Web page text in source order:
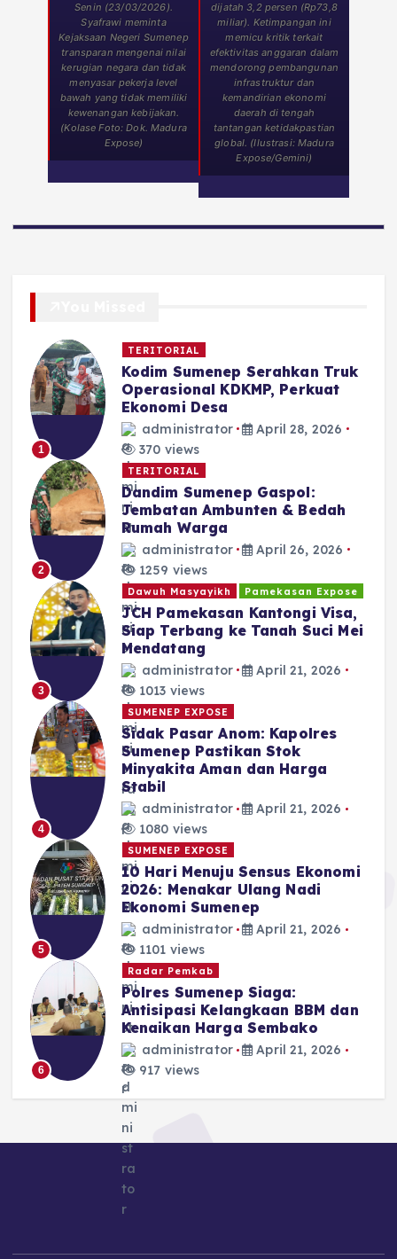
Senin (23/03/2026).
Syafrawi meminta
Kejaksaan Negeri Sumenep
transparan mengenai nilai
kerugian negara dan tidak
menyasar pekerja level
bawah yang tidak memiliki
kewenangan kebijakan.
(Kolase Foto: Dok. Madura
Expose)
dijatah 3,2 persen (Rp73,8
miliar). Ketimpangan ini
memicu kritik terkait
efektivitas anggaran dalam
mendorong pembangunan
infrastruktur dan
kemandirian ekonomi
daerah di tengah
tantangan ketidakpastian
global. (Ilustrasi: Madura
Expose/Gemini)
1
TERITORIAL
Kodim Sumenep Serahkan Truk
Operasional KDKMP, Perkuat
Ekonomi Desa
administrator
April 28, 2026
370 views
2
TERITORIAL
Dandim Sumenep Gaspol:
Jembatan Ambunten & Bedah
Rumah Warga
administrator
April 26, 2026
1259 views
3
Dawuh Masyayikh Pamekasan Expose
JCH Pamekasan Kantongi Visa,
Siap Terbang ke Tanah Suci Mei
Mendatang
administrator
April 21, 2026
1013 views
4
SUMENEP EXPOSE
Sidak Pasar Anom: Kapolres
Sumenep Pastikan Stok
Minyakita Aman dan Harga
Stabil
administrator
April 21, 2026
1080 views
5
SUMENEP EXPOSE
10 Hari Menuju Sensus Ekonomi
2026: Menakar Ulang Nadi
Ekonomi Sumenep
administrator
April 21, 2026
1101 views
6
Radar Pemkab
Polres Sumenep Siaga:
Antisipasi Kelangkaan BBM dan
Kenaikan Harga Sembako
administrator
April 21, 2026
917 views